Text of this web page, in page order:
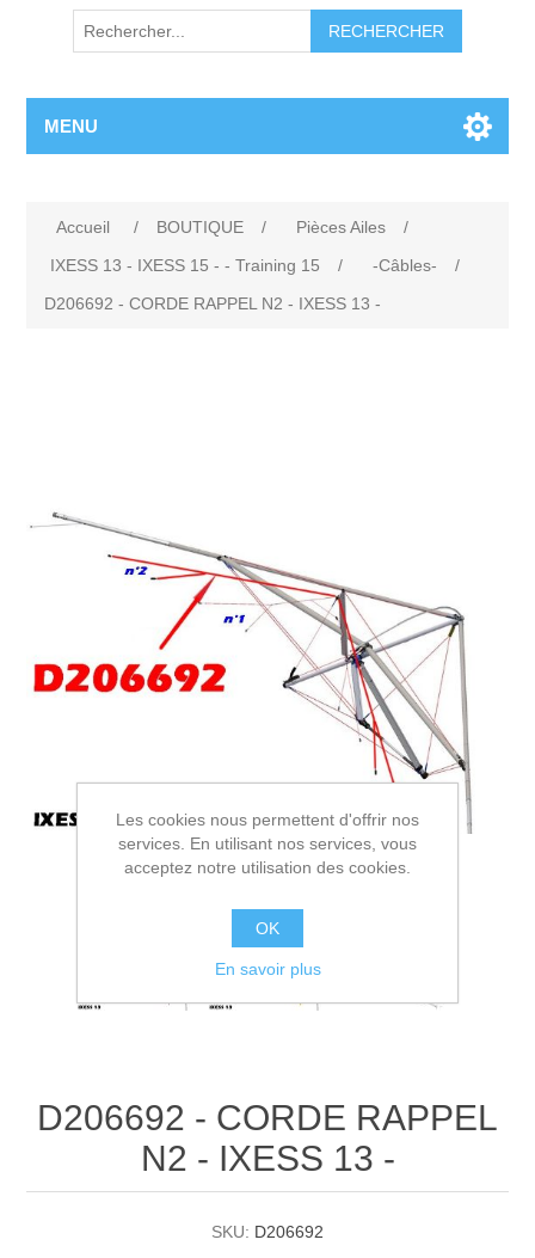
RECHERCHER
MENU
Accueil / BOUTIQUE / Pièces Ailes
/
IXESS 13 - IXESS 15 - - Training 15
/ -Câbles-
/
D206692 - CORDE RAPPEL N2 - IXESS 13 -
D206692 - CORDE RAPPEL
N2 - IXESS 13 -
SKU: D206692
Les cookies nous permettent d'offrir nos
services. En utilisant nos services, vous
acceptez notre utilisation des cookies.
OK
En savoir plus